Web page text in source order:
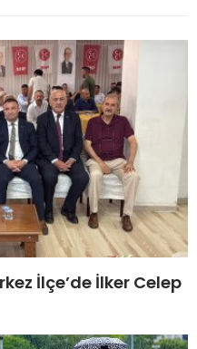
İlçe’de İlker Celep